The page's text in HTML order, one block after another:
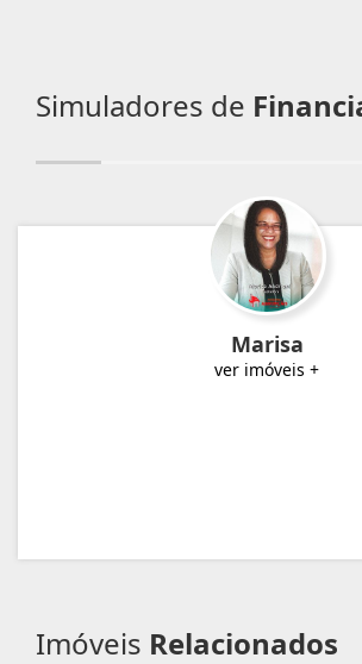
Simuladores de
Marisa
ver imóveis +
Imóveis Relacionados